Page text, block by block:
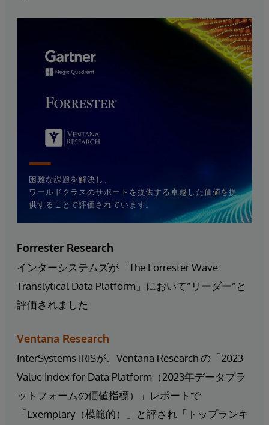
困難な課題を解決し、
ワールドクラスのサポートを提供する卓越した価値を提
供することで評価されています。
Forrester Research
インターシステムズが「The Forrester Wave:
Translytical Data Platform」において”リーダー”と
評価されました
Ventana Research
InterSystems IRISが、Ventana Research の「2023
Value Index for Data Platform（2023年データプラ
ットフォームの価値指標）」レポートで
「Exemplary（模範的）」と評され「トップランキ